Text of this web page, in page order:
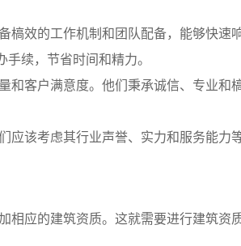
槁效的工作机制和团队配备，能够快速
续，节省时间和精力。
和客户满意度。他们秉承诚信、专业和
应该考虑其行业声誉、实力和服务能力
相应的建筑资质。这就需要进行建筑资